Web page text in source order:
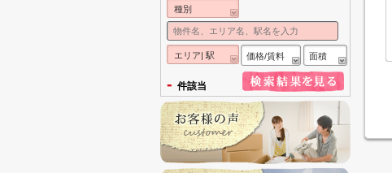
種別
エリア| 駅 価格/賃料 面積
- 件該当